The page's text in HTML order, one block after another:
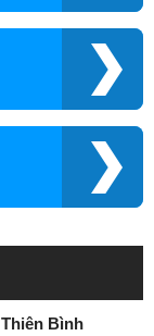
Thiên Bình